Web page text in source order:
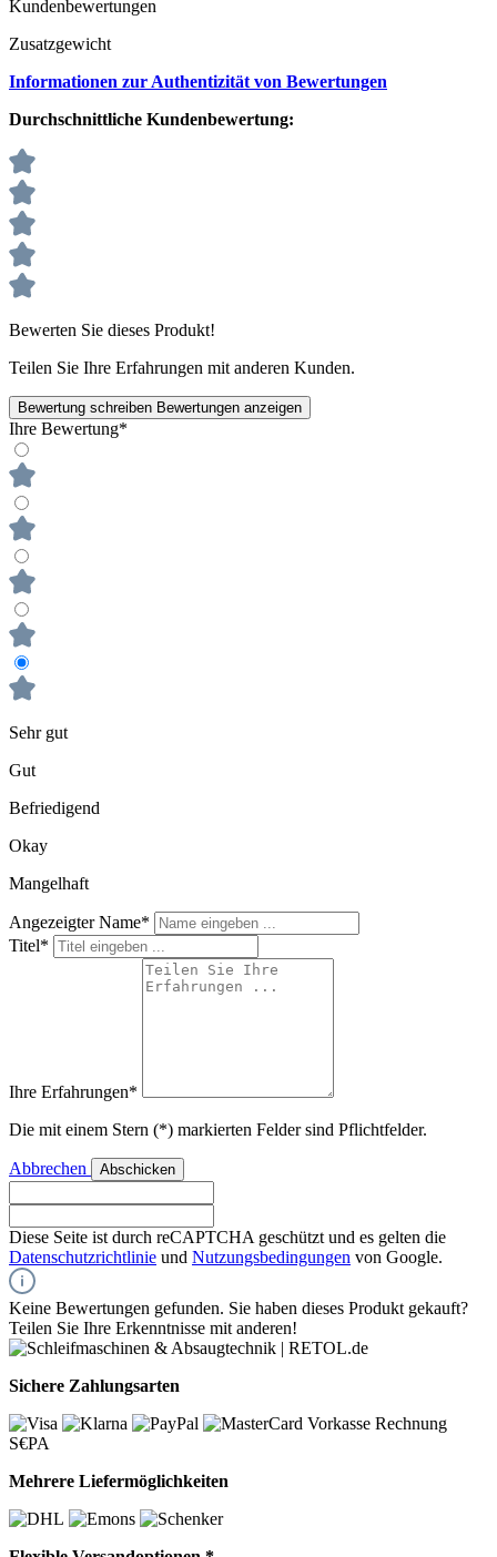
Kundenbewertungen
Zusatzgewicht
Informationen zur Authentizität von Bewertungen
Durchschnittliche Kundenbewertung:
Bewerten Sie dieses Produkt!
Teilen Sie Ihre Erfahrungen mit anderen Kunden.
Bewertung schreiben Bewertungen anzeigen
Ihre Bewertung*
Sehr gut
Gut
Befriedigend
Okay
Mangelhaft
Angezeigter Name*
Titel*
Ihre Erfahrungen*
Die mit einem Stern (*) markierten Felder sind Pflichtfelder.
Abbrechen Abschicken
Diese Seite ist durch reCAPTCHA geschützt und es gelten die
Datenschutzrichtlinie und Nutzungsbedingungen von Google.
Keine Bewertungen gefunden. Sie haben dieses Produkt gekauft?
Teilen Sie Ihre Erkenntnisse mit anderen!
Sichere Zahlungsarten
Vorkasse Rechnung
S€PA
Mehrere Liefermöglichkeiten